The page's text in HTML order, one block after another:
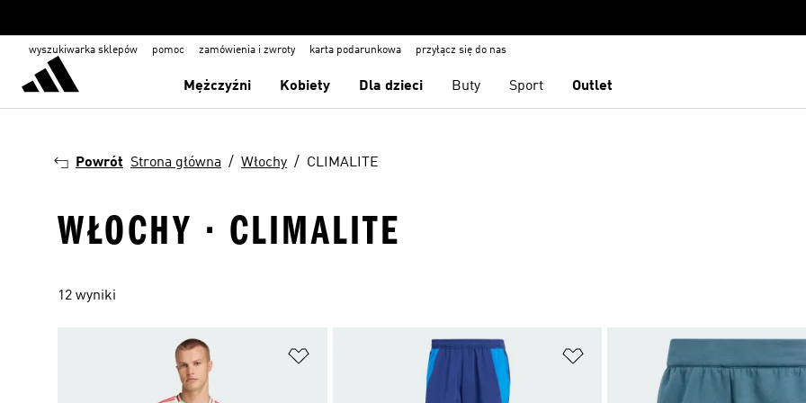
wyszukiwarka sklepów pomoc zamówienia i zwroty karta podarunkowa przyłącz się do nas
Mężczyźni Kobiety Dla dzieci Buty Sport Outlet
Powrót Strona główna Włochy CLIMALITE
WŁOCHY · CLIMALITE
12 wyniki
Dodaj do listy życzeń Dodaj do listy życzeń